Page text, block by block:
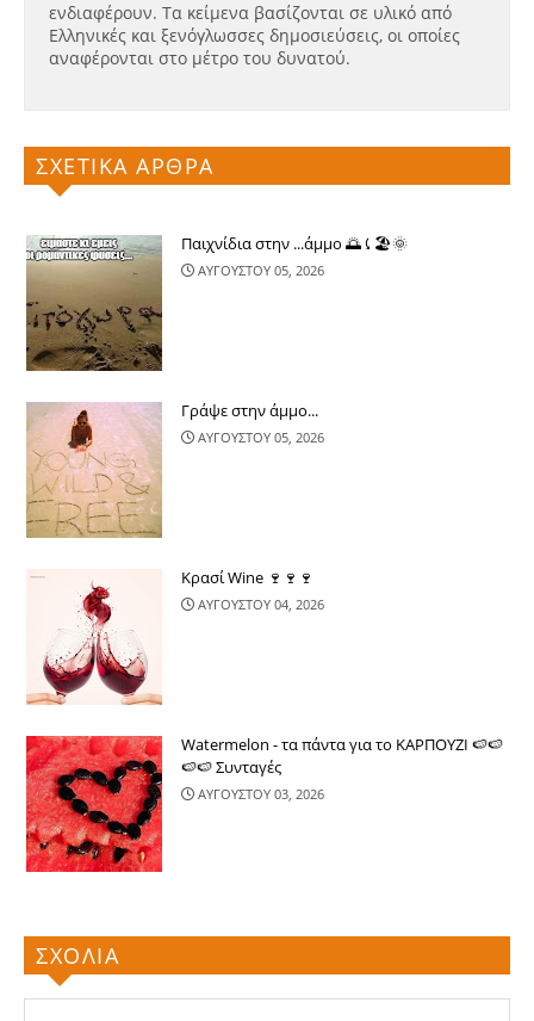
ενδιαφέρουν. Τα κείμενα βασίζονται σε υλικό από
Ελληνικές και ξενόγλωσσες δημοσιεύσεις, οι οποίες
αναφέρονται στο μέτρο του δυνατού.
ΣΧΕΤΙΚΑ ΑΡΘΡΑ
Παιχνίδια στην ...άμμο 🌅⤹🏖🌞
ΑΥΓΟΥΣΤΟΥ 05, 2026
Γράψε στην άμμο...
ΑΥΓΟΥΣΤΟΥ 05, 2026
Κρασί Wine 🍷🍷🍷
ΑΥΓΟΥΣΤΟΥ 04, 2026
Watermelon - τα πάντα για το ΚΑΡΠΟΥΖΙ 🍉🍉
🍉🍉 Συνταγές
ΑΥΓΟΥΣΤΟΥ 03, 2026
ΣΧΟΛΙΑ